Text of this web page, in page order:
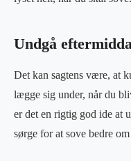
Undgå
Det kan sagtens være, at
lægge sig under, når du
er det en rigtig god ide at
sørge for at sove bedre